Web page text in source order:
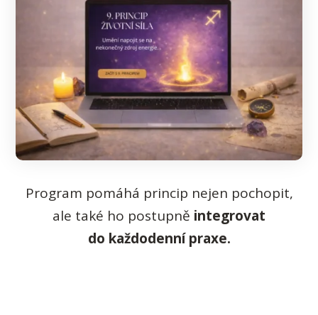
Program pomáhá princip nejen pochopit,
ale také ho postupně integrovat
do každodenní praxe.